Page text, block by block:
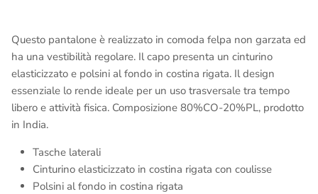
Questo pantalone è realizzato in comoda felpa non garzata ed
ha una vestibilità regolare. Il capo presenta un cinturino
elasticizzato e polsini al fondo in costina rigata. Il design
essenziale lo rende ideale per un uso trasversale tra tempo
libero e attività fisica. Composizione 80%CO-20%PL, prodotto
in India.
Tasche laterali
Cinturino elasticizzato in costina rigata con coulisse
Polsini al fondo in costina rigata